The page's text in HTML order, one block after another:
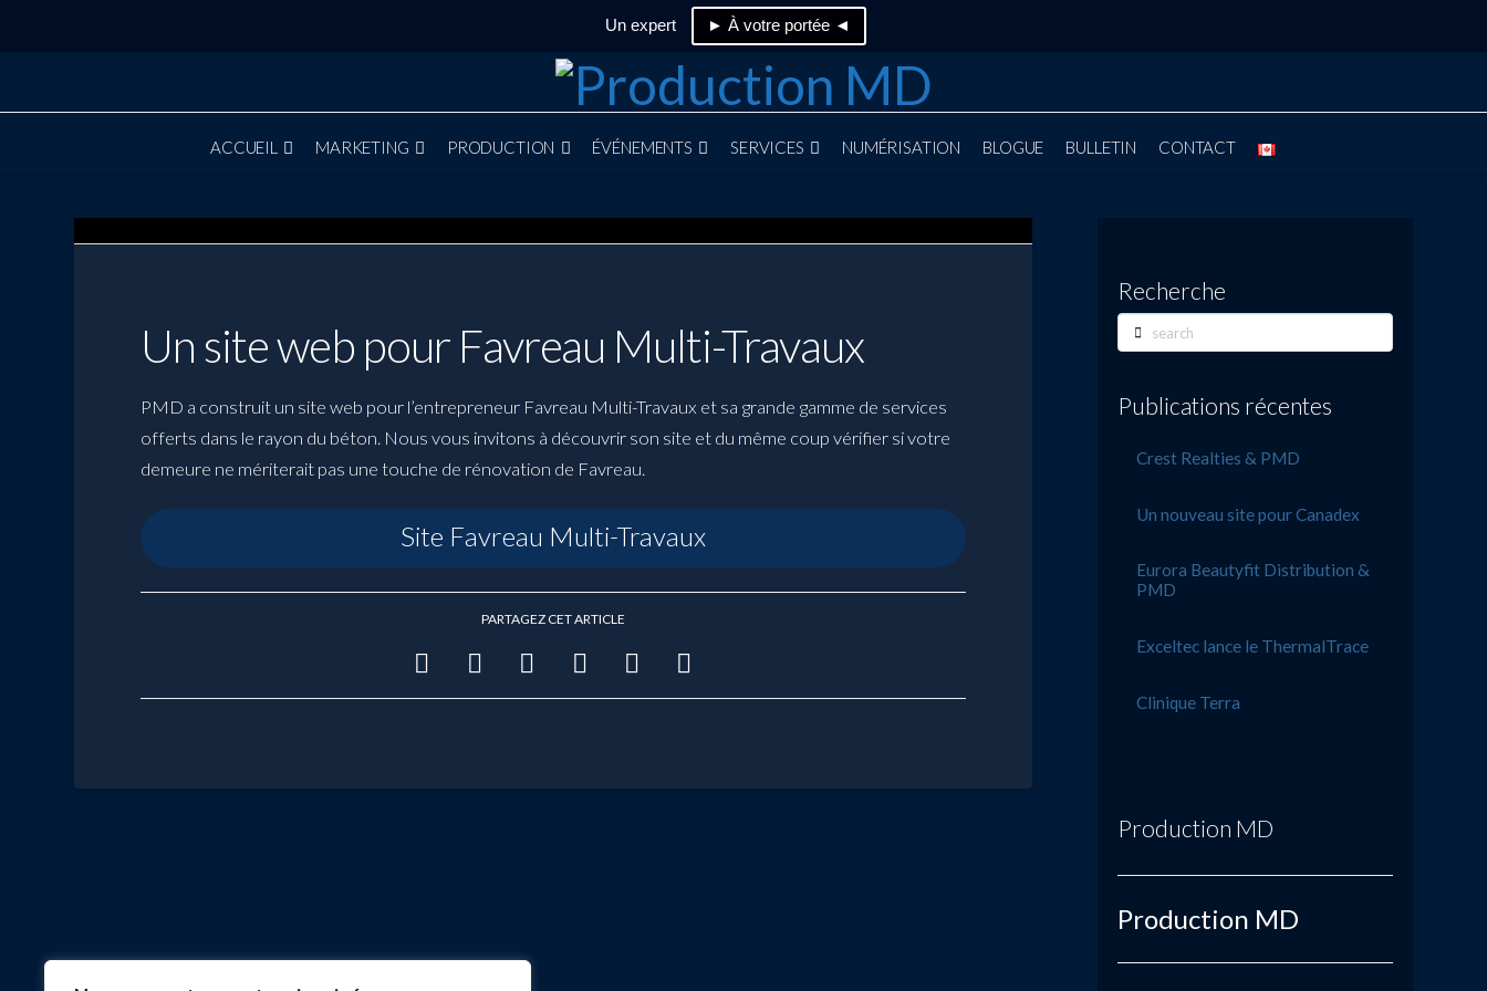
Un expert ► À votre portée ◄
ACCUEIL MARKETING PRODUCTION ÉVÉNEMENTS SERVICES NUMÉRISATION BLOGUE BULLETIN CONTACT
Un site web pour Favreau Multi-Travaux
PMD a construit un site web pour l’entrepreneur Favreau Multi-Travaux et sa grande gamme de services
offerts dans le rayon du béton. Nous vous invitons à découvrir son site et du même coup vérifier si votre
demeure ne mériterait pas une touche de rénovation de Favreau.
Site Favreau Multi-Travaux
PARTAGEZ CET ARTICLE
Recherche
Search
Publications récentes
Crest Realties & PMD
Un nouveau site pour Canadex
Eurora Beautyfit Distribution &
PMD
Exceltec lance le ThermalTrace
Clinique Terra
Production MD
Production MD